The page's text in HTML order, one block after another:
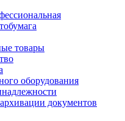
товары
оборудования
документов